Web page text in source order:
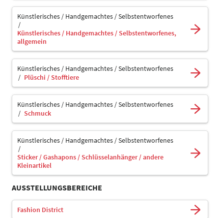
Künstlerisches / Handgemachtes / Selbstentworfenes
Künstlerisches / Handgemachtes / Selbstentworfenes,
allgemein
Künstlerisches / Handgemachtes / Selbstentworfenes
Plüschi / Stofftiere
Künstlerisches / Handgemachtes / Selbstentworfenes
Schmuck
Künstlerisches / Handgemachtes / Selbstentworfenes
Sticker / Gashapons / Schlüsselanhänger / andere
Kleinartikel
AUSSTELLUNGSBEREICHE
Fashion District